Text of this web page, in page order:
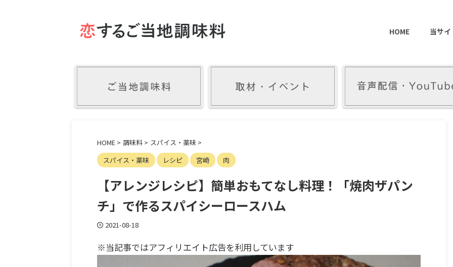
HOME 当サ
HOME > 調味料 > スパイス・薬味 >
スパイス・薬味
レシピ 宮崎 肉
【アレンジレシピ】簡単おもてなし料理！「焼肉ザパン
チ」で作るスパイシーロースハム
2021-08-18
※当記事ではアフィリエイト広告を利用しています